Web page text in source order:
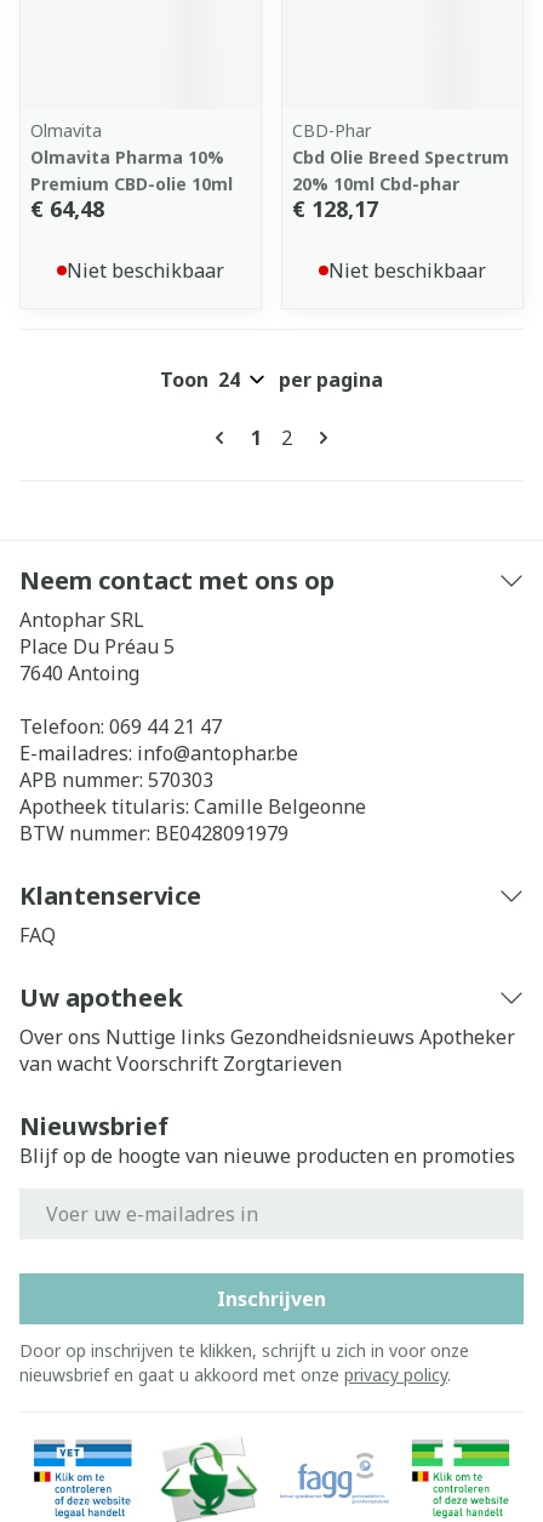
Olmavita
Olmavita Pharma 10%
Premium CBD-olie 10ml
€ 64,48
Niet beschikbaar
CBD-Phar
Cbd Olie Breed Spectrum
20% 10ml Cbd-phar
€ 128,17
Niet beschikbaar
Pagina's
U lees momenteel pagina
1 Pagina
2
Toon per pagina
Neem contact met ons op
Antophar SRL
Place Du Préau 5
7640 Antoing
Telefoon: 069 44 21 47
E-mailadres: info@antophar.be
APB nummer: 570303
Apotheek titularis: Camille Belgeonne
BTW nummer: BE0428091979
Klantenservice
FAQ
Uw apotheek
Over ons Nuttige links Gezondheidsnieuws Apotheker
van wachtVoorschrift Zorgtarieven
Nieuwsbrief
Blijf op de hoogte van nieuwe producten en promoties
Inschrijven
Door op inschrijven te klikken, schrijft u zich in voor onze
nieuwsbrief en gaat u akkoord met onze privacy policy.